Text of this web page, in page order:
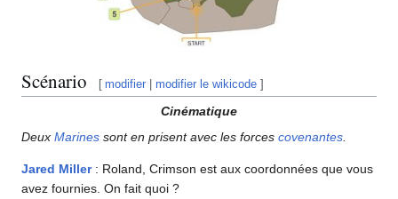
Scénario [ modifier |modifier le wikicode ]
Cinématique
Deux Marines sont en prisent avec les forces covenantes.
Jared Miller: Roland, Crimson est aux coordonnées que vous
avez fournies. On fait quoi ?